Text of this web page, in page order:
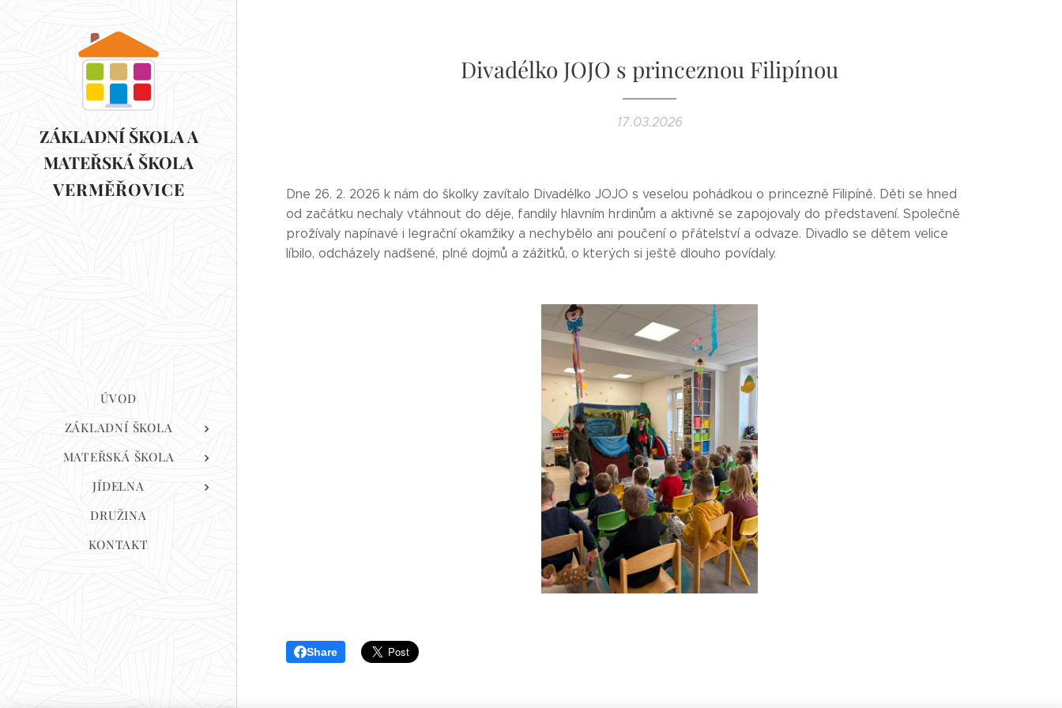
ZÁKLADNÍ ŠKOLA A
MATEŘSKÁ ŠKOLA
VERMĚŘOVICE
VERMĚŘOVICE
ÚVOD
ZÁKLADNÍ ŠKOLA
MATEŘSKÁ ŠKOLA
JÍDELNA
DRUŽINA
KONTAKT
Divadélko JOJO s princeznou Filipínou
17.03.2026
Dne 26. 2. 2026 k nám do školky zavítalo Divadélko JOJO s veselou pohádkou o princezně Filipíně. Děti se hned
od začátku nechaly vtáhnout do děje, fandily hlavním hrdinům a aktivně se zapojovaly do představení. Společně
prožívaly napínavé i legrační okamžiky a nechybělo ani poučení o přátelství a odvaze. Divadlo se dětem velice
líbilo, odcházely nadšené, plné dojmů a zážitků, o kterých si ještě dlouho povídaly.
Share